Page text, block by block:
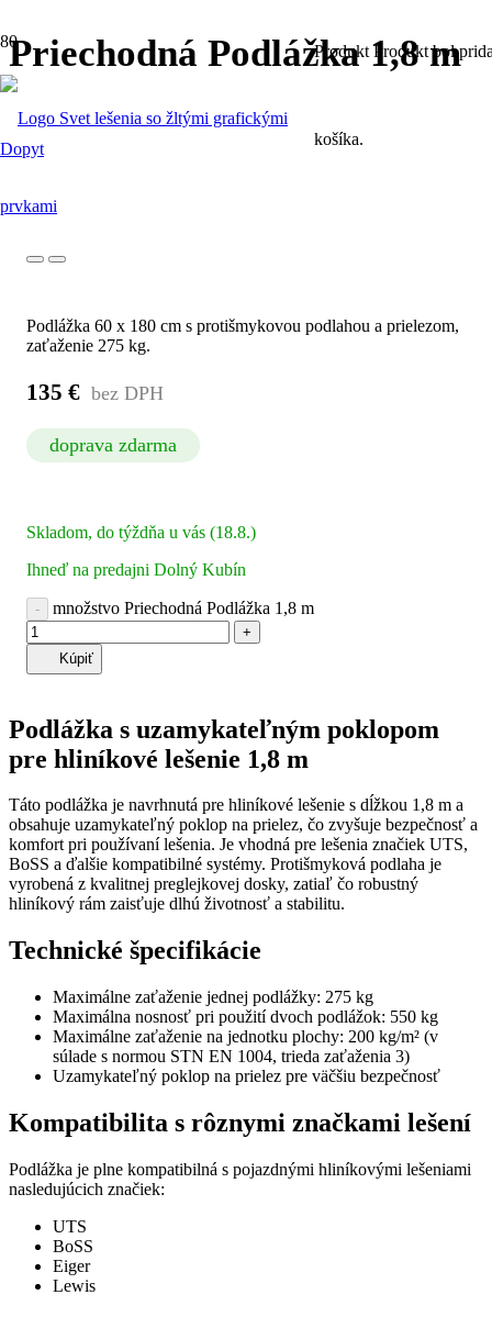
ProduktProduktbol
košíka.
Dopyt
Priechodná Podlážka 1,8 m
Podlážka 60 x 180 cm s protišmykovou podlahou a prielezom,
zaťaženie 275 kg.
135 €
doprava zdarma
Skladom, do týždňa u vás (18.8.)
Ihneď na predajni Dolný Kubín
množstvo Priechodná Podlážka 1,8 m
Kúpiť
Podlážka s uzamykateľným poklopom
pre hliníkové lešenie 1,8 m
Táto podlážka je navrhnutá pre hliníkové lešenie s dĺžkou 1,8 m a
obsahuje uzamykateľný poklop na prielez, čo zvyšuje bezpečnosť a
komfort pri používaní lešenia. Je vhodná pre lešenia značiek UTS,
BoSS a ďalšie kompatibilné systémy. Protišmyková podlaha je
vyrobená z kvalitnej preglejkovej dosky, zatiaľ čo robustný
hliníkový rám zaisťuje dlhú životnosť a stabilitu.
Technické špecifikácie
Maximálne zaťaženie jednej podlážky: 275 kg
Maximálna nosnosť pri použití dvoch podlážok: 550 kg
Maximálne zaťaženie na jednotku plochy: 200 kg/m² (v
súlade s normou STN EN 1004, trieda zaťaženia 3)
Uzamykateľný poklop na prielez pre väčšiu bezpečnosť
Kompatibilita s rôznymi značkami lešení
Podlážka je plne kompatibilná s pojazdnými hliníkovými lešeniami
nasledujúcich značiek:
UTS
BoSS
Eiger
Lewis